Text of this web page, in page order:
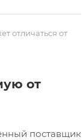
отличаться от
от
поставщик